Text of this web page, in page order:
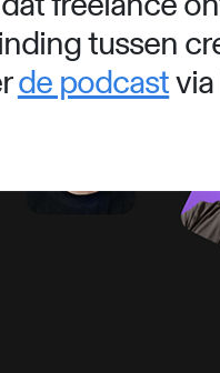
tussen
de podcast